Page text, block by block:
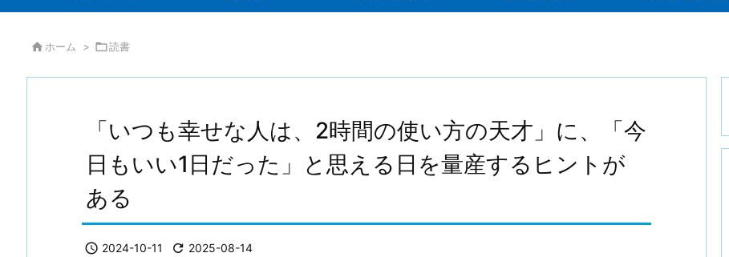
 ホーム > 読書
「いつも幸せな人は、2時間の使い方の天才」に、「今
日もいい1日だった」と思える日を量産するヒントが
ある
 2024-10-11  2025-08-14